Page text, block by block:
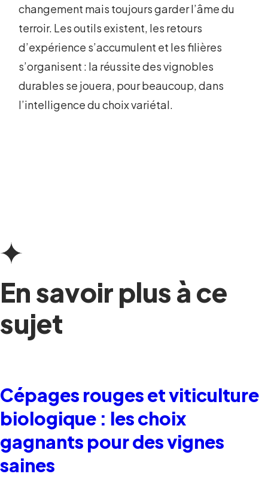
changement mais toujours garder l’âme du
terroir. Les outils existent, les retours
d’expérience s’accumulent et les filières
s’organisent : la réussite des vignobles
durables se jouera, pour beaucoup, dans
l’intelligence du choix variétal.
En savoir plus à ce
sujet
Cépages rouges et viticulture
biologique : les choix
gagnants pour des vignes
saines